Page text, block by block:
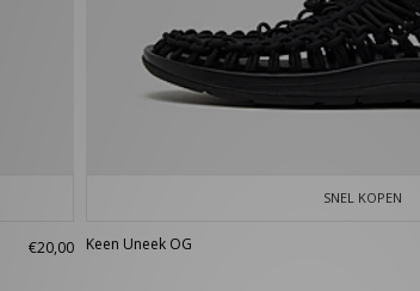
€20,00
SNEL KOPEN
Keen Uneek OG